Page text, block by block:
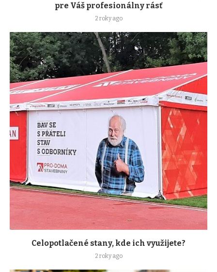
pre Váš profesionálny rásť
2 roky ago
Celopotlačené stany, kde ich využijete?
2 roky ago